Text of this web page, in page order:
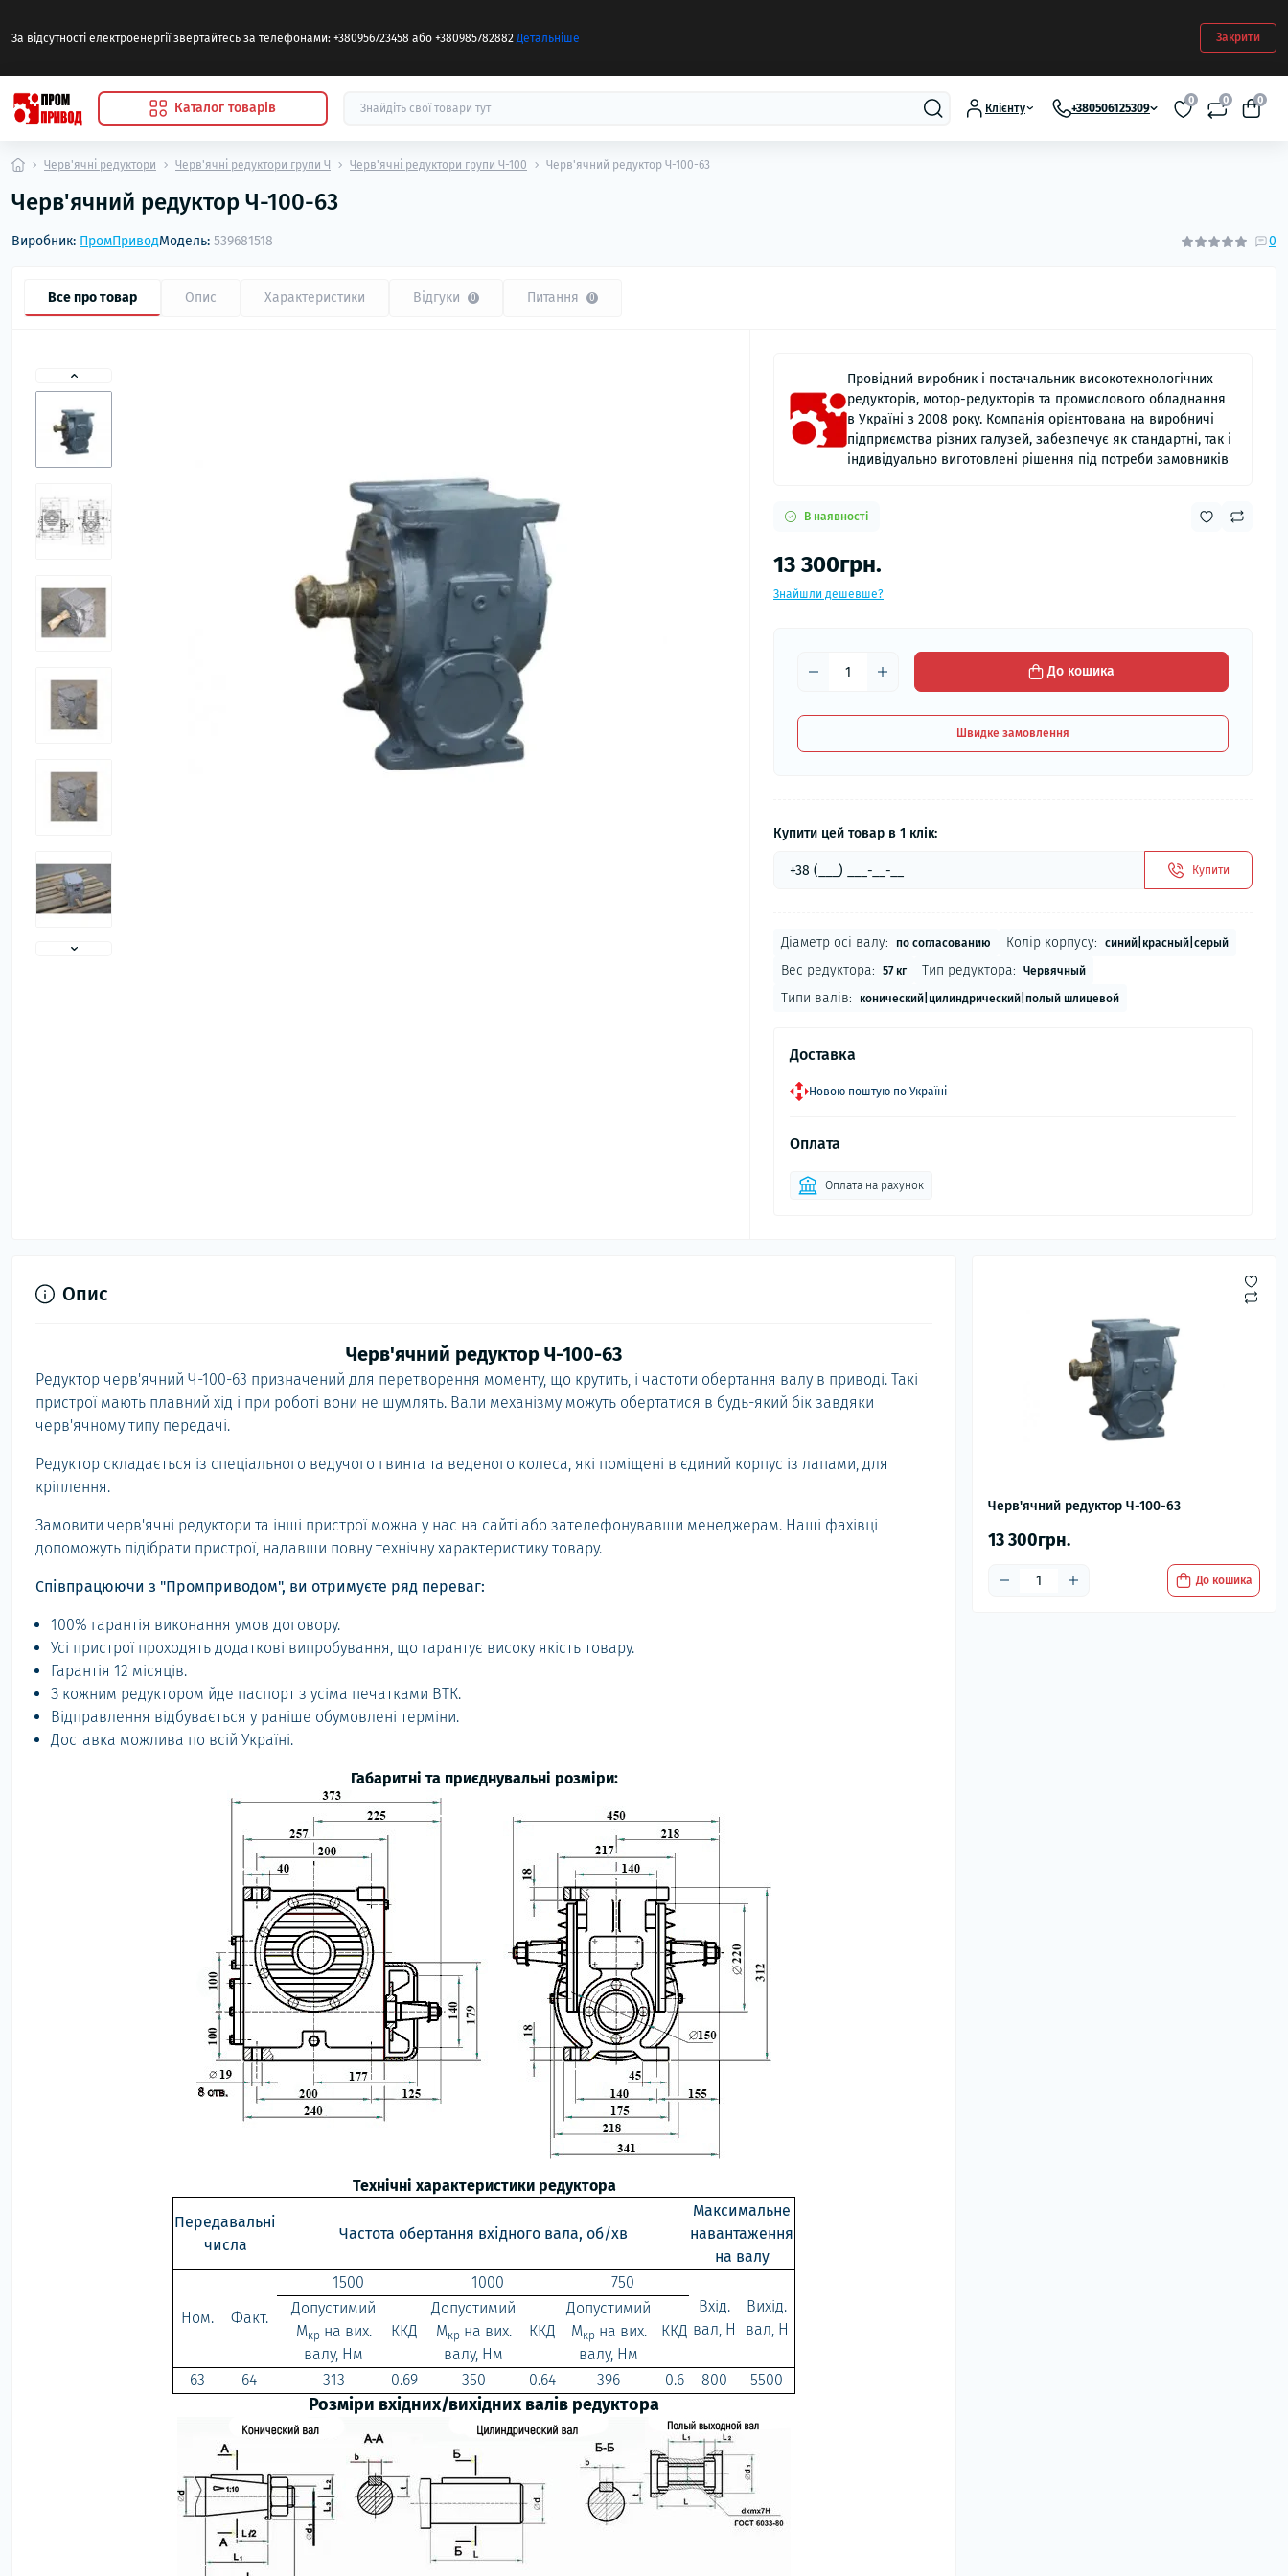
За відсутності електроенергії звертайтесь за телефонами: +380956723458 або +380985782882 Детальніше Закрити
Каталог товарів Клієнту +380506125309
0 0 0
Черв'ячні редуктори Черв'ячні редуктори групи Ч Черв'ячні редуктори групи Ч-100 Черв'ячний редуктор Ч-100-63
Черв'ячний редуктор Ч-100-63
Виробник: ПромПриводМодель: 539681518 0
Все про товар Опис Характеристики Відгуки 0 Питання 0
Провідний виробник і постачальник високотехнологічних
редукторів, мотор-редукторів та промислового обладнання
в Україні з 2008 року. Компанія орієнтована на виробничі
підприємства різних галузей, забезпечує як стандартні, так і
індивідуально виготовлені рішення під потреби замовників
В наявності
13 300грн.
Знайшли дешевше?
До кошика
Швидке замовлення
Купити цей товар в 1 клік:
Купити
Діаметр осі валу: по согласованию Колір корпусу: синий|красный|серый
Вес редуктора: 57 кг Тип редуктора: Червячный
Типи валів: конический|цилиндрический|полый шлицевой
Доставка
Новою поштую по Україні
Оплата
Оплата на рахунок
Черв'ячний редуктор Ч-100-63
13 300грн.
До кошика
Опис
Черв'ячний редуктор Ч-100-63
Редуктор черв'ячний Ч-100-63 призначений для перетворення моменту, що крутить, і частоти обертання валу в приводі. Такі
пристрої мають плавний хід і при роботі вони не шумлять. Вали механізму можуть обертатися в будь-який бік завдяки
черв'ячному типу передачі.
Редуктор складається із спеціального ведучого гвинта та веденого колеса, які поміщені в єдиний корпус із лапами, для
кріплення.
Замовити черв'ячні редуктори та інші пристрої можна у нас на сайті або зателефонувавши менеджерам. Наші фахівці
допоможуть підібрати пристрої, надавши повну технічну характеристику товару.
Співпрацюючи з "Промприводом", ви отримуєте ряд переваг:
100% гарантія виконання умов договору.
Усі пристрої проходять додаткові випробування, що гарантує високу якість товару.
Гарантія 12 місяців.
З кожним редуктором йде паспорт з усіма печатками ВТК.
Відправлення відбувається у раніше обумовлені терміни.
Доставка можлива по всій Україні.
Габаритні та приєднувальні розміри:
Технічні характеристики редуктора
Передавальні
числа
Частота обертання вхідного вала, об/хв
Максимальне
навантаження
на валу
Ном. Факт.
1500 1000
750
Вхід.
вал, Н
Вихід.
вал, Н
Допустимий
Мкрна вих.
валу, Нм
ККД
Допустимий
Мкрна вих.
валу, Нм
ККД
Допустимий
Мкрна вих.
валу, Нм
ККД
63 64 313 0.69 350 0.64 396 0.6 800 5500
Розміри вхідних/вихідних валів редуктора